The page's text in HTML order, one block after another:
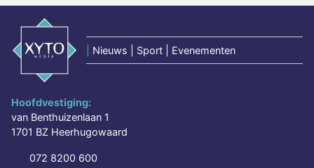
Nieuws | Sport | Evenementen
Hoofdvestiging:
van Benthuizenlaan 1
1701 BZ Heerhugowaard
072 8200 600